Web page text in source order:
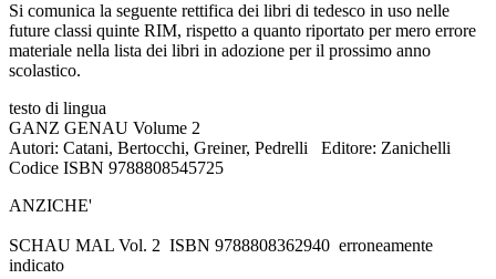
Si comunica la seguente rettifica dei libri di tedesco in uso nelle
future classi quinte RIM, rispetto a quanto riportato per mero errore
materiale nella lista dei libri in adozione per il prossimo anno
scolastico.
testo di lingua
GANZ GENAU Volume 2
Autori: Catani, Bertocchi, Greiner, Pedrelli Editore: Zanichelli
Codice ISBN 9788808545725
ANZICHE'
SCHAU MAL Vol. 2 ISBN 9788808362940 erroneamente
indicato